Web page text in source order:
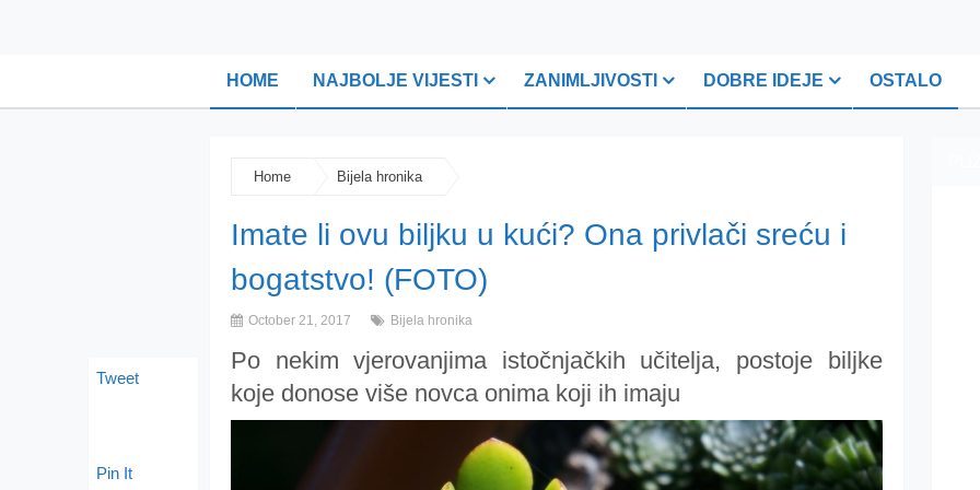
HOME NAJBOLJE VIJESTI ZANIMLJIVOSTI DOBRE IDEJE OSTALO
Home Bijela hronika
Imate li ovu biljku u kući? Ona privlači sreću i
bogatstvo! (FOTO)
October 21, 2017 Bijela hronika
Po nekim vjerovanjima istočnjačkih učitelja, postoje biljke
koje donose više novca onima koji ih imaju
Tweet
Pin It